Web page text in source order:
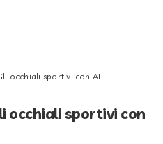
occhiali sportivi con AI
occhiali sportivi con